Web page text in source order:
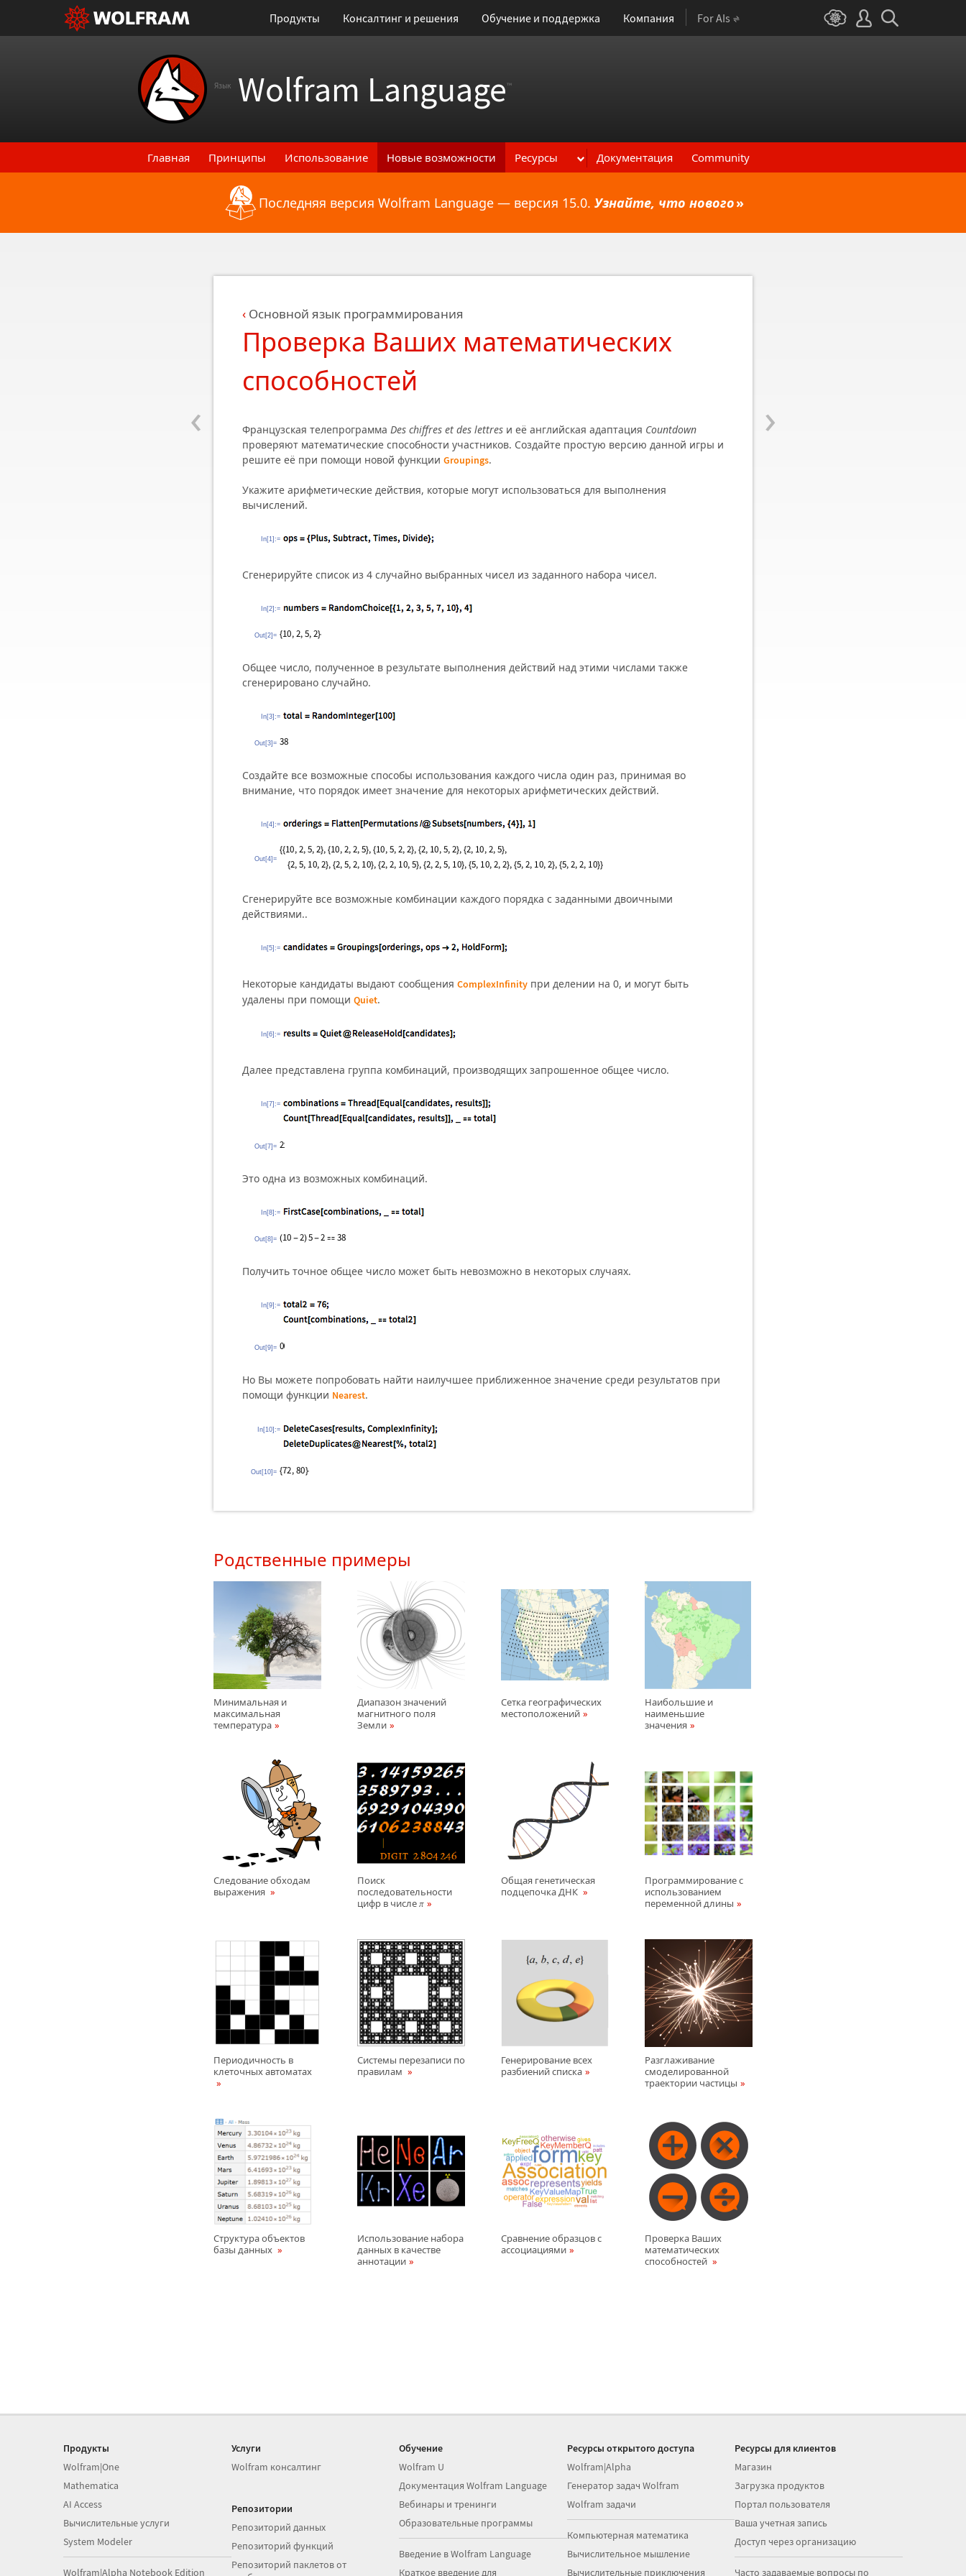
Продукты Консалтинг и решения Обучение и поддержка Компания For AIs
Язык Wolfram Language™
Главная Принципы Использование Новые возможности Ресурсы Документация Community
Назад к последним функциональным возможностям
Последняя версия Wolfram Language — версия 15.0. Узнайте, что нового»
‹ ›
Основной язык программирования
Проверка Ваших математических
способностей
Французская телепрограмма Des chiffres et des lettres и её английская адаптация Countdown
проверяют математические способности участников. Создайте простую версию данной игры и
решите её при помощи новой функции Groupings.
Укажите арифметические действия, которые могут использоваться для выполнения
вычислений.
In[1]:=
Сгенерируйте список из 4 случайно выбранных чисел из заданного набора чисел.
In[2]:=
Out[2]=
Общее число, полученное в результате выполнения действий над этими числами также
сгенерировано случайно.
In[3]:=
Out[3]=
Создайте все возможные способы использования каждого числа один раз, принимая во
внимание, что порядок имеет значение для некоторых арифметических действий.
In[4]:=
Out[4]=
Сгенерируйте все возможные комбинации каждого порядка с заданными двоичными
действиями..
In[5]:=
Некоторые кандидаты выдают сообщения ComplexInfinity при делении на 0, и могут быть
удалены при помощи Quiet.
In[6]:=
Далее представлена группа комбинаций, производящих запрошенное общее число.
In[7]:=
Out[7]=
Это одна из возможных комбинаций.
In[8]:=
Out[8]=
Получить точное общее число может быть невозможно в некоторых случаях.
In[9]:=
Out[9]=
Но Вы можете попробовать найти наилучшее приближенное значение среди результатов при
помощи функции Nearest.
In[10]:=
Out[10]=
Родственные примеры
Минимальная и
максимальная
температура
Диапазон значений
магнитного поля
Земли
Сетка географических
местоположений
Наибольшие и
наименьшие
значения
Следование обходам
выражения
Поиск
последовательности
цифр в числе π
Общая генетическая
подцепочка ДНК
Программирование с
использованием
переменной длины
Периодичность в
клеточных автоматах
Системы перезаписи по
правилам
Генерирование всех
разбиений списка
Разглаживание
смоделированной
траектории частицы
Структура объектов
базы данных
Использование наборa
данных в качестве
аннотации
Сравнение образцов с
ассоциациями
Проверка Ваших
математических
способностей
Продукты
Wolfram|One
Mathematica
AI Access
Вычислительные услуги
System Modeler
Wolfram|Alpha Notebook Edition
Услуги
Wolfram консалтинг
Репозитории
Репозиторий данных
Репозиторий функций
Репозиторий паклетов от
Обучение
Wolfram U
Документация Wolfram Language
Вебинары и тренинги
Образовательные программы
Введение в Wolfram Language
Краткое введение для
Ресурсы открытого доступа
Wolfram|Alpha
Генератор задач Wolfram
Wolfram задачи
Компьютерная математика
Вычислительное мышление
Вычислительные приключения
Ресурсы для клиентов
Магазин
Загрузка продуктов
Портал пользователя
Ваша учетная запись
Доступ через организацию
Часто задаваемые вопросы по